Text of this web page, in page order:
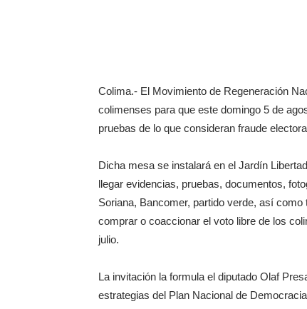
Colima.- El Movimiento de Regeneración
colimenses para que este domingo 5 de
pruebas de lo que consideran fraude
Dicha mesa se instalará en el Jardín
llegar evidencias, pruebas, documentos,
Soriana, Bancomer, partido verde, así
comprar o coaccionar el voto libre de los
julio.
La invitación la formula el diputado Olaf
estrategias del Plan Nacional de